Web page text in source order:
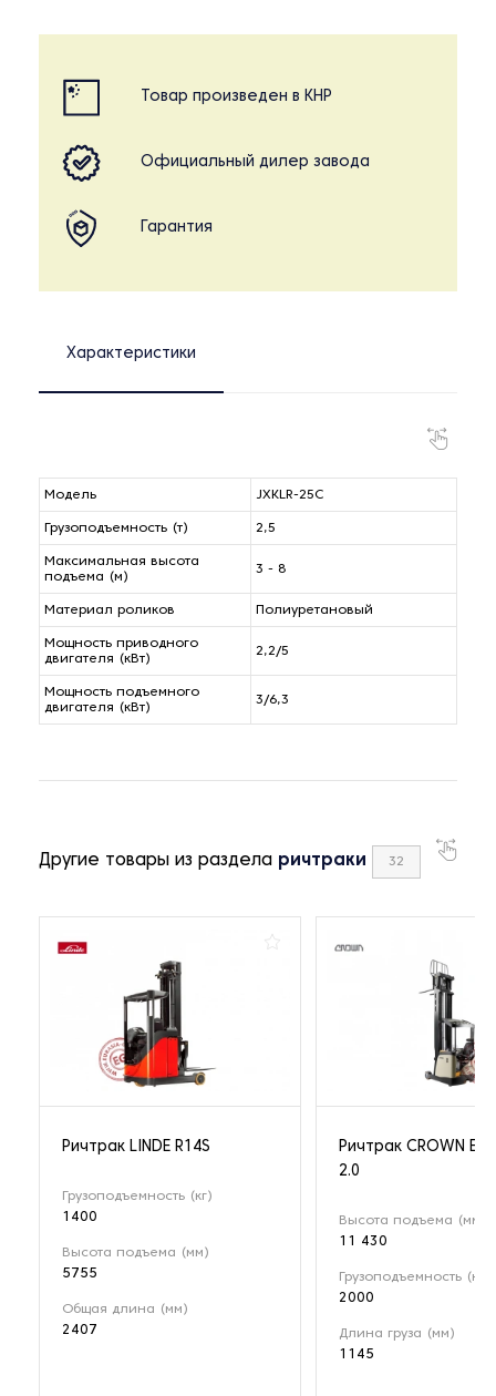
Товар произведен в КНР
Официальный дилер завода
Гарантия
Характеристики
Модель JXKLR-25C
Грузоподъемность (т) 2,5
Максимальная высота
подъема (м)
3 - 8
Материал роликов Полиуретановый
Мощность приводного
двигателя (кВт)
2,2/5
Мощность подъемного
двигателя (кВт)
3/6,3
Другие товары из раздела ричтраки 32
Ричтрак LINDE R14S
Грузоподъемность (кг)
1400
Высота подъема (мм)
5755
Общая длина (мм)
2407
Ричтрак CROWN
2.0
Высота подъема (мм)
11 430
Грузоподъемность (кг)
2000
Длина груза (мм)
1145